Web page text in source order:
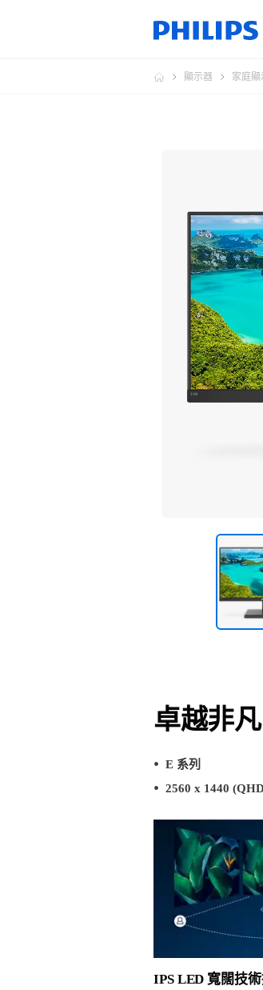
顯示器 家庭顯
卓越非凡
E 系列
2560 x 1440
IPS LED 寬闊技